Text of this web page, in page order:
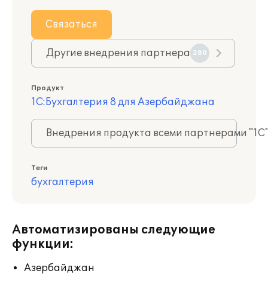
Связаться
Другие внедрения партнера 280
Продукт
1С:Бухгалтерия 8 для Азербайджана
Внедрения продукта всеми партнерами
Теги
бухгалтерия
Автоматизированы следующие
функции:
Азербайджан